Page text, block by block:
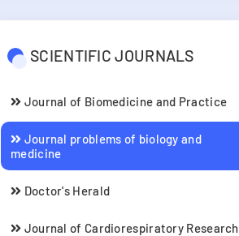
SCIENTIFIC JOURNALS
Journal of Biomedicine and Practice
Journal problems of biology and
medicine
Doctor's Herald
Journal of Cardiorespiratory Research